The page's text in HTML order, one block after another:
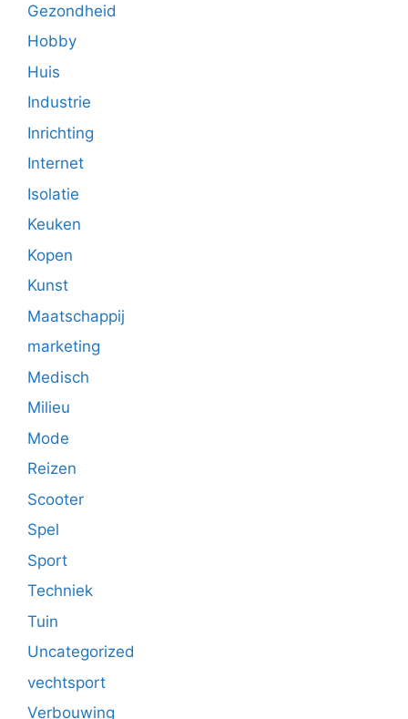
Gezondheid
Hobby
Huis
Industrie
Inrichting
Internet
Isolatie
Keuken
Kopen
Kunst
Maatschappij
marketing
Medisch
Milieu
Mode
Reizen
Scooter
Spel
Sport
Techniek
Tuin
Uncategorized
vechtsport
Verbouwing